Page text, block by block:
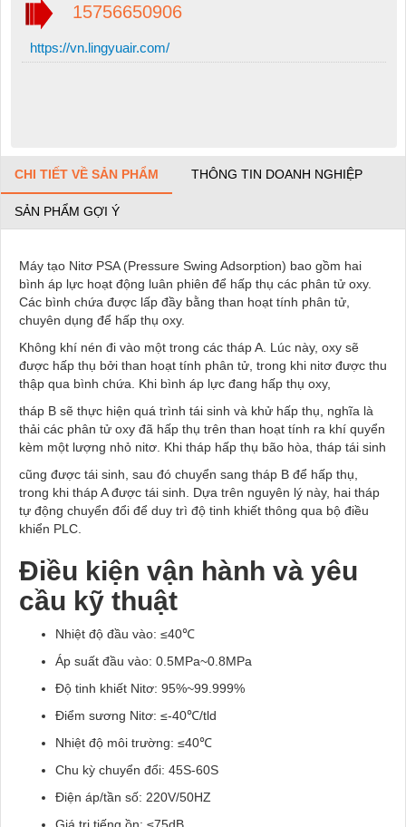
15756650906
https://vn.lingyuair.com/
CHI TIẾT VỀ SẢN PHẨM THÔNG TIN DOANH NGHIỆP
SẢN PHẨM GỢI Ý
Máy tạo Nitơ PSA (Pressure Swing Adsorption) bao gồm hai
bình áp lực hoạt động luân phiên để hấp thụ các phân tử oxy.
Các bình chứa được lấp đầy bằng than hoạt tính phân tử,
chuyên dụng để hấp thụ oxy.
Không khí nén đi vào một trong các tháp A. Lúc này, oxy sẽ
được hấp thụ bởi than hoạt tính phân tử, trong khi nitơ được thu
thập qua bình chứa. Khi bình áp lực đang hấp thụ oxy,
tháp B sẽ thực hiện quá trình tái sinh và khử hấp thụ, nghĩa là
thải các phân tử oxy đã hấp thụ trên than hoạt tính ra khí quyển
kèm một lượng nhỏ nitơ. Khi tháp hấp thụ bão hòa, tháp tái sinh
cũng được tái sinh, sau đó chuyển sang tháp B để hấp thụ,
trong khi tháp A được tái sinh. Dựa trên nguyên lý này, hai tháp
tự động chuyển đổi để duy trì độ tinh khiết thông qua bộ điều
khiển PLC.
Điều kiện vận hành và yêu
cầu kỹ thuật
Nhiệt độ đầu vào: ≤40℃
Áp suất đầu vào: 0.5MPa~0.8MPa
Độ tinh khiết Nitơ: 95%~99.999%
Điểm sương Nitơ: ≤-40℃/tld
Nhiệt độ môi trường: ≤40℃
Chu kỳ chuyển đổi: 45S-60S
Điện áp/tần số: 220V/50HZ
Giá trị tiếng ồn: ≤75dB